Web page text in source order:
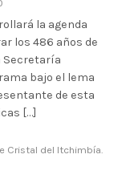
la agenda
los 486 años de
Secretaría
bajo el lema
de esta
[…]
Cristal del Itchimbía.